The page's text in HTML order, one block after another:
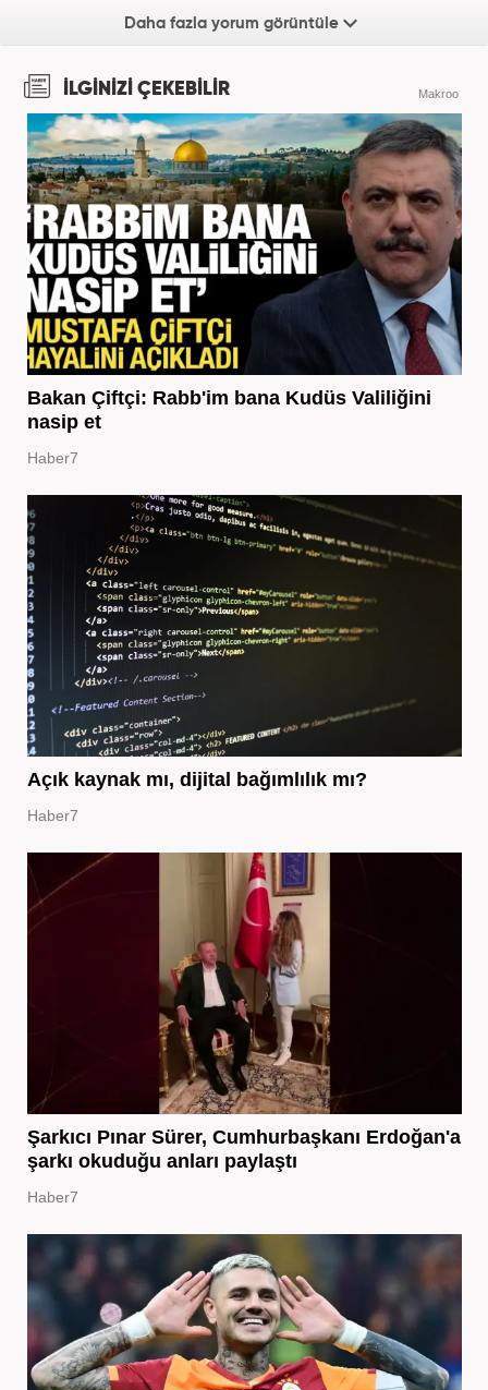
Daha fazla yorum görüntüle
İLGİNİZİ ÇEKEBİLİR Makroo
Bakan Çiftçi: Rabb'im bana Kudüs Valiliğini
nasip et
Haber7
Açık kaynak mı, dijital bağımlılık mı?
Haber7
Şarkıcı Pınar Sürer, Cumhurbaşkanı Erdoğan'a
şarkı okuduğu anları paylaştı
Haber7